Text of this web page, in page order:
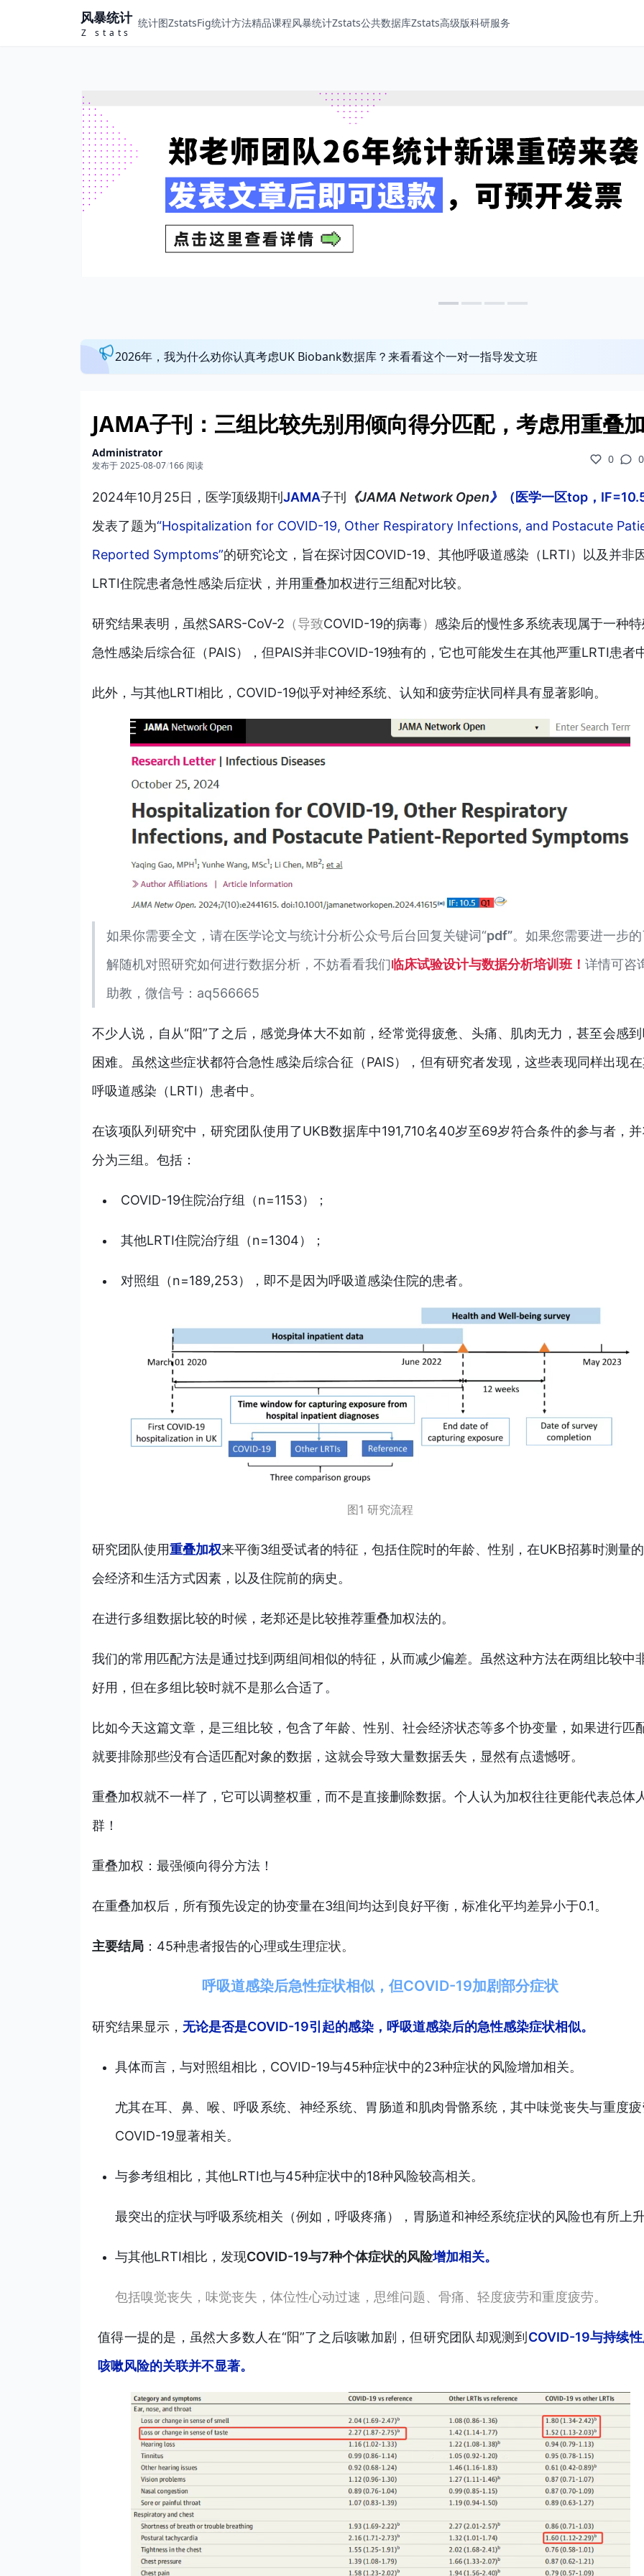
风暴统计
Z stats
统计图ZstatsFig统计方法精品课程风暴统计Zstats公共数据库Zstats高级版科研服务
2026年，我为什么劝你认真考虑UK Biobank数据库？来看看这个一对一指导发文班
JAMA子刊：三组比较先别用倾向得分匹配，考虑用重叠
Administrator
发布于 2025-08-07/166 阅读 0 0
2024年10月25日，医学顶级期刊 JAMA子刊 《JAMA Network Open》
（医学一区top，
发表了题为“Hospitalization for COVID-19, Other Respiratory Infections, and Postacute
Reported Symptoms”的研究论文，旨在探讨因COVID-19、其他呼吸道感染（LRTI）以及并非
LRTI住院患者急性感染后症状，并用重叠加权进行三组配对比较。
研究结果表明，虽然SARS-CoV-2 （导致COVID-19的病毒） 感染后的慢性多系统表现属于一种
急性感染后综合征（PAIS），但PAIS并非COVID-19独有的，它也可能发生在其他严重LRTI患者
此外，与其他LRTI相比，COVID-19似乎对神经系统、认知和疲劳症状同样具有显著影响。
如果你需要全文，请在医学论文与统计分析公众号后台回复关键词“pdf”。如果您需要进一步
解随机对照研究如何进行数据分析，不妨看看我们临床试验设计与数据分析培训班！ 详情可咨
助教，微信号：aq566665
不少人说，自从“阳”了之后，感觉身体大不如前，经常觉得疲惫、头痛、肌肉无力，甚至会感
困难。虽然这些症状都符合急性感染后综合征（PAIS），但有研究者发现，这些表现同样出现
呼吸道感染（LRTI）患者中。
在该项队列研究中，研究团队使用了UKB数据库中191,710名40岁至69岁符合条件的参与者，
分为三组。包括：
COVID-19住院治疗组（n=1153）；
其他LRTI住院治疗组（n=1304）；
对照组（n=189,253），即不是因为呼吸道感染住院的患者。
图1 研究流程
研究团队使用重叠加权来平衡3组受试者的特征，包括住院时的年龄、性别，在UKB招募时测量
会经济和生活方式因素，以及住院前的病史。
在进行多组数据比较的时候，老郑还是比较推荐重叠加权法的。
我们的常用匹配方法是通过找到两组间相似的特征，从而减少偏差。虽然这种方法在两组比较中
好用，但在多组比较时就不是那么合适了。
比如今天这篇文章，是三组比较，包含了年龄、性别、社会经济状态等多个协变量，如果进行匹
就要排除那些没有合适匹配对象的数据，这就会导致大量数据丢失，显然有点遗憾呀。
重叠加权就不一样了，它可以调整权重，而不是直接删除数据。个人认为加权往往更能代表总体
群！
重叠加权：最强倾向得分方法！
在重叠加权后，所有预先设定的协变量在3组间均达到良好平衡，标准化平均差异小于0.1。
主要结局 ：45种患者报告的心理或生理症状。
呼吸道感染后急性症状相似，但COVID-19加剧部分症状
研究结果显示， 无论是否是COVID-19引起的感染，呼吸道感染后的急性感染症状相似。
具体而言，与对照组相比，COVID-19与45种症状中的23种症状的风险增加相关。
尤其在耳、鼻、喉、呼吸系统、神经系统、胃肠道和肌肉骨骼系统，其中味觉丧失与重度
COVID-19显著相关。
与参考组相比，其他LRTI也与45种症状中的18种风险较高相关。
最突出的症状与呼吸系统相关（例如，呼吸疼痛），胃肠道和神经系统症状的风险也有所上
与其他LRTI相比，发现COVID-19与7种个体症状的风险增加相关。
包括嗅觉丧失，味觉丧失，体位性心动过速，思维问题、骨痛、轻度疲劳和重度疲劳。
值得一提的是，虽然大多数人在“阳”了之后咳嗽加剧，但研究团队却观测到 COVID-19与持续
咳嗽风险的关联并不显著。